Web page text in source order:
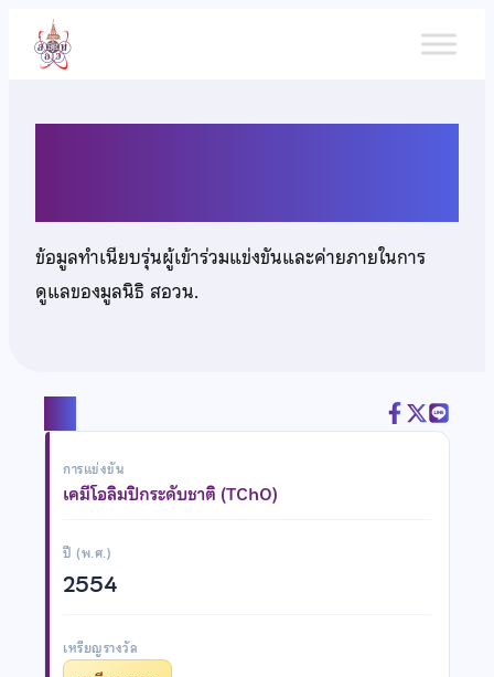
เนื้อหา
ข้อมูลทำเนียบรุ่นผู้เข้าร่วมแข่งขันและค่ายภายในการ
ดูแลของมูลนิธิ สอวน.
การแข่งขัน
เคมีโอลิมปิกระดับชาติ (TChO)
ปี (พ.ศ.)
2554
เหรียญรางวัล